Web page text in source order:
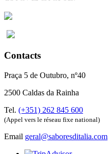
Contacts
Praça 5 de Outubro, nº40
2500 Caldas da Rainha
Tel. (+351) 262 845 600
(Appel vers le réseau fixe national)
Email geral@saboresditalia.com